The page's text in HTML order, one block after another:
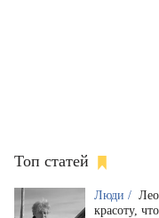
Топ статей
Люди /
красоту,